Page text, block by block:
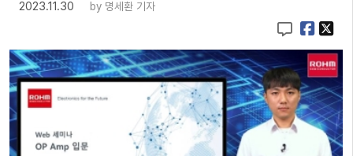
2023.11.30 by 명세환 기자